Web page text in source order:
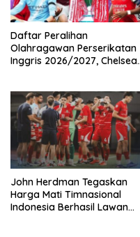
Daftar Peralihan
Olahragawan Perserikatan
Inggris 2026/2027, Chelsea
John Herdman Tegaskan
Harga Mati Timnasional
Indonesia Berhasil Lawan